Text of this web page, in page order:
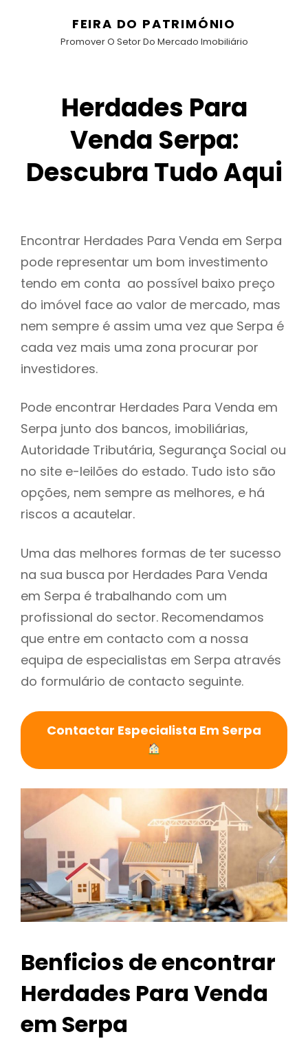
FEIRA DO PATRIMÓNIO
Promover O Setor Do Mercado Imobiliário
Herdades Para
Venda Serpa:
Descubra Tudo Aqui
Encontrar Herdades Para Venda em Serpa
pode representar um bom investimento
tendo em conta ao possível baixo preço
do imóvel face ao valor de mercado, mas
nem sempre é assim uma vez que Serpa é
cada vez mais uma zona procurar por
investidores.
Pode encontrar Herdades Para Venda em
Serpa junto dos bancos, imobiliárias,
Autoridade Tributária, Segurança Social ou
no site e-leilões do estado. Tudo isto são
opções, nem sempre as melhores, e há
riscos a acautelar.
Uma das melhores formas de ter sucesso
na sua busca por Herdades Para Venda
em Serpa é trabalhando com um
profissional do sector. Recomendamos
que entre em contacto com a nossa
equipa de especialistas em Serpa através
do formulário de contacto seguinte.
Contactar Especialista Em Serpa
Benficios de encontrar
Herdades Para Venda
em Serpa